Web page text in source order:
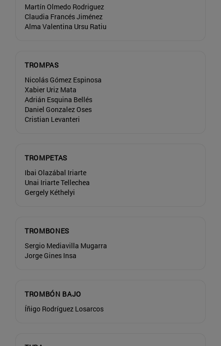
Martín Olmedo Rodriguez
Claudia Francés Jiménez
Alma Valentina Ursu Ratiu
TROMPAS
Nicolás Gómez Espinosa
Xabier Uriz Mata
Adrián Esquina Bellés
Daniel Gonzalez Oses
Cristian Levanteri
TROMPETAS
Ibai Olazábal Iriarte
Unai Iriarte Tellechea
Gergely Kéthelyi
TROMBONES
Sergio Mediavilla Mugarra
Jorge Gines Insa
TROMBÓN BAJO
Íñigo Rodríguez Losarcos